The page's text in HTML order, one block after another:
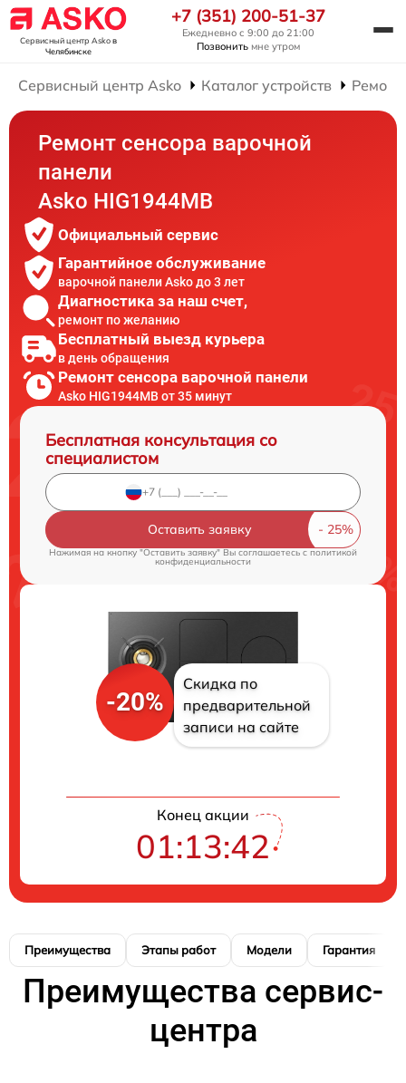
Сервисный центр Askoв
Челябинске
+7 (351) 200-51-37
Ежедневно с 9:00 до 21:00
Позвонить мне утром
Сервисный центр Asko Каталог устройств
Ремонт сенсора варочной
панели
Asko HIG1944MB
Официальный сервис
Гарантийное обслуживание
варочной панели Asko до 3 лет
Диагностика за наш счет,
ремонт по желанию
Бесплатный выезд курьера
в день обращения
Ремонт сенсора варочной панели
Asko HIG1944MB от 35 минут
Бесплатная консультация со
специалистом
Оставить заявку
Нажимая на кнопку "Оставить заявку" Вы соглашаетесь cполитикой
конфиденциальности
-20%
Скидка по
предварительной
записи на сайте
Конец акции
01:13:41
Преимущества Этапы работ Модели Гарантия
Преимущества сервис-
центра